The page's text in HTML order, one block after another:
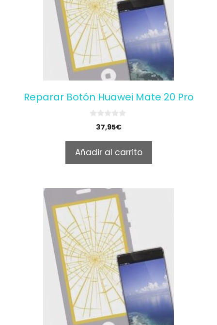
Reparar Botón Huawei Mate 20 Pro
o
f
5
37,95€
Añadir al carrito